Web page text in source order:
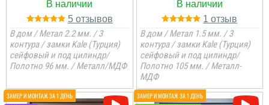
5
В дом / Метал 2.2 мм. / 3
контура / замки Kale (Турция)
сейфовый и под цилиндр/
Полотно 96 мм. / Металл/МДФ
1
В дом / Метал 1.5 мм. / 3
контура / замки Kale (Турция)
сейфовый и под цилиндр/
Полотно 105 мм. / Металл-
МДФ